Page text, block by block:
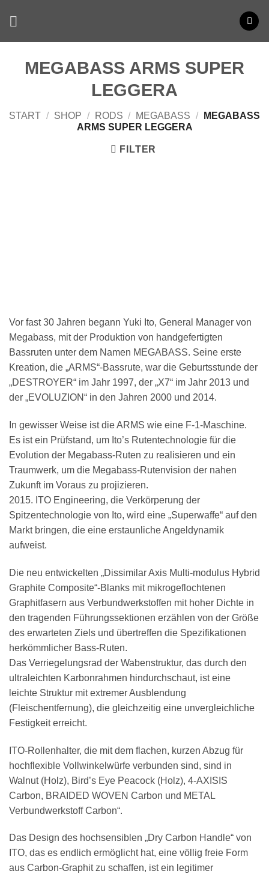
MEGABASS ARMS SUPER
LEGGERA
START / SHOP / RODS / MEGABASS /
MEGABASS
ARMS SUPER LEGGERA
FILTER
Vor fast 30 Jahren begann Yuki Ito, General Manager von
Megabass, mit der Produktion von handgefertigten
Bassruten unter dem Namen MEGABASS. Seine erste
Kreation, die „ARMS“-Bassrute, war die Geburtsstunde der
„DESTROYER“ im Jahr 1997, der „X7“ im Jahr 2013 und
der „EVOLUZION“ in den Jahren 2000 und 2014.
In gewisser Weise ist die ARMS wie eine F-1-Maschine.
Es ist ein Prüfstand, um Ito’s Rutentechnologie für die
Evolution der Megabass-Ruten zu realisieren und ein
Traumwerk, um die Megabass-Rutenvision der nahen
Zukunft im Voraus zu projizieren.
2015. ITO Engineering, die Verkörperung der
Spitzentechnologie von Ito, wird eine „Superwaffe“ auf den
Markt bringen, die eine erstaunliche Angeldynamik
aufweist.
Die neu entwickelten „Dissimilar Axis Multi-modulus Hybrid
Graphite Composite“-Blanks mit mikrogeflochtenen
Graphitfasern aus Verbundwerkstoffen mit hoher Dichte in
den tragenden Führungssektionen erzählen von der Größe
des erwarteten Ziels und übertreffen die Spezifikationen
herkömmlicher Bass-Ruten.
Das Verriegelungsrad der Wabenstruktur, das durch den
ultraleichten Karbonrahmen hindurchschaut, ist eine
leichte Struktur mit extremer Ausblendung
(Fleischentfernung), die gleichzeitig eine unvergleichliche
Festigkeit erreicht.
ITO-Rollenhalter, die mit dem flachen, kurzen Abzug für
hochflexible Vollwinkelwürfe verbunden sind, sind in
Walnut (Holz), Bird’s Eye Peacock (Holz), 4-AXISIS
Carbon, BRAIDED WOVEN Carbon und METAL
Verbundwerkstoff Carbon“.
Das Design des hochsensiblen „Dry Carbon Handle“ von
ITO, das es endlich ermöglicht hat, eine völlig freie Form
aus Carbon-Graphit zu schaffen, ist ein legitimer